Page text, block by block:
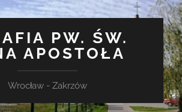
PW. ŚW.
APOSTOŁA
Wrocław - Zakrzów